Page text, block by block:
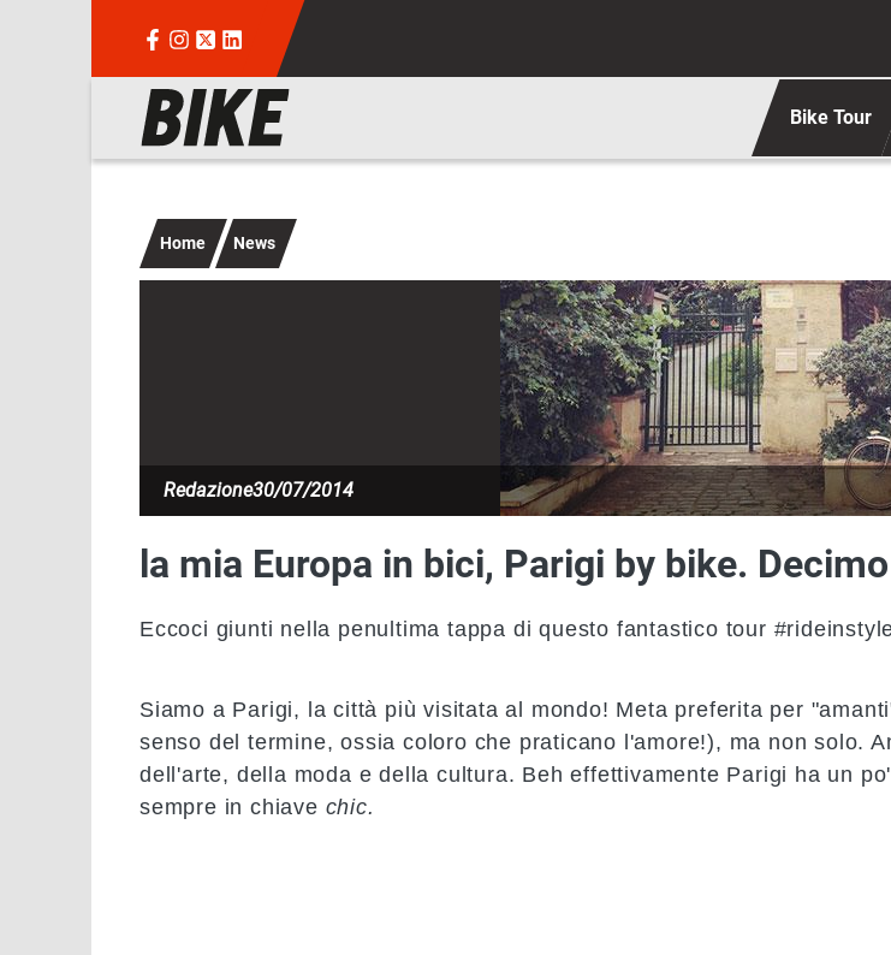
Navigazione principale Bike Tour
Home News
Immagine
Redazione30/07/2014
la mia Europa in bici, Parigi by bike.
Eccoci giunti nella penultima tappa di questo fantastico tour
Siamo a Parigi, la città più visitata al mondo! Meta preferita per
senso del termine, ossia coloro che praticano l'amore!), ma non solo.
dell'arte, della moda e della cultura. Beh effettivamente Parigi ha un
sempre in chiave chic.